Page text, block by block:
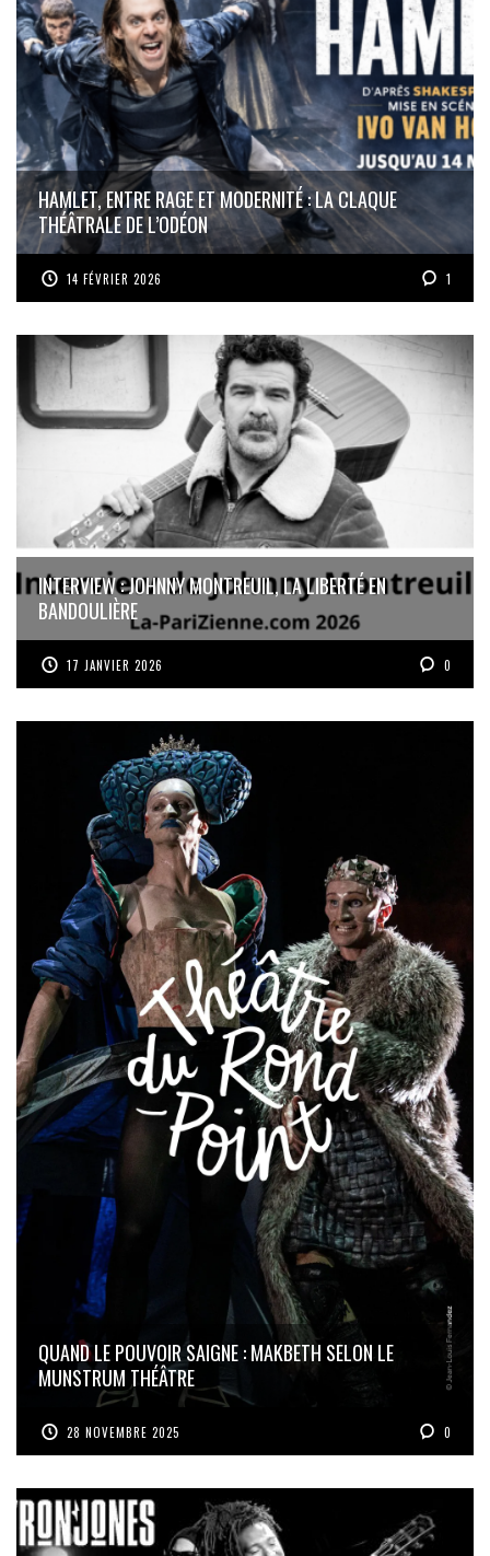
HAMLET, ENTRE RAGE ET MODERNITÉ : LA CLAQUE
THÉÂTRALE DE L’ODÉON
14 FÉVRIER 2026 1
INTERVIEW : JOHNNY MONTREUIL, LA LIBERTÉ EN
BANDOULIÈRE
17 JANVIER 2026 0
QUAND LE POUVOIR SAIGNE : MAKBETH SELON LE
MUNSTRUM THÉÂTRE
28 NOVEMBRE 2025 0